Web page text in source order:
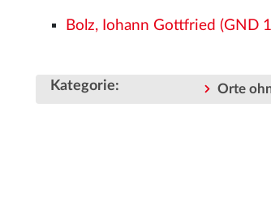
Bolz, Iohann Gottfried (GND
Kategorie: Orte